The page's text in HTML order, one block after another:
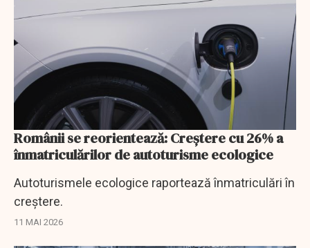
Românii se reorientează: Creştere cu 26% a
înmatriculărilor de autoturisme ecologice
Autoturismele ecologice raportează înmatriculări în
creştere.
11 MAI 2026